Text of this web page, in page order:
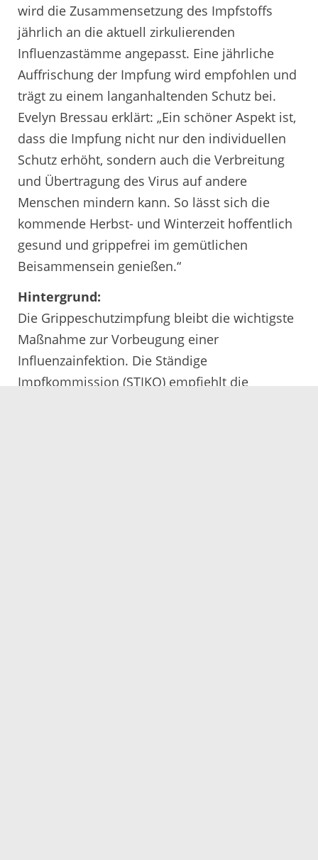
wird die Zusammensetzung des Impfstoffs
jährlich an die aktuell zirkulierenden
Influenzastämme angepasst. Eine jährliche
Auffrischung der Impfung wird empfohlen und
trägt zu einem langanhaltenden Schutz bei.
Evelyn Bressau erklärt: „Ein schöner Aspekt ist,
dass die Impfung nicht nur den individuellen
Schutz erhöht, sondern auch die Verbreitung
und Übertragung des Virus auf andere
Menschen mindern kann. So lässt sich die
kommende Herbst- und Winterzeit hoffentlich
gesund und grippefrei im gemütlichen
Beisammensein genießen.“
Hintergrund:
Die Grippeschutzimpfung bleibt die wichtigste
Maßnahme zur Vorbeugung einer
Influenzainfektion. Die Ständige
Impfkommission (STIKO) empfiehlt die